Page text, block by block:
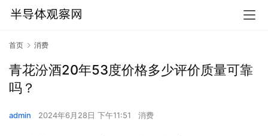
首页 消费
青花汾酒20年53度价格多少评价质量可靠
吗？
admin 2024年6月28日 下午11:51 消费